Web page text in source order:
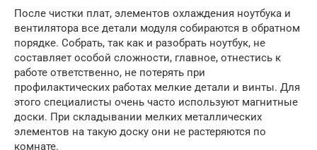
После чистки плат, элементов охлаждения ноутбука и
вентилятора все детали модуля собираются в обратном
порядке. Собрать, так как и разобрать ноутбук, не
составляет особой сложности, главное, отнестись к
работе ответственно, не потерять при
профилактических работах мелкие детали и винты. Для
этого специалисты очень часто используют магнитные
доски. При складывании мелких металлических
элементов на такую доску они не растеряются по
комнате.